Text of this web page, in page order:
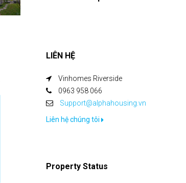
LIÊN HỆ
Vinhomes Riverside
0963 958 066
Support@alphahousing.vn
Liên hệ chúng tôi
Property Status